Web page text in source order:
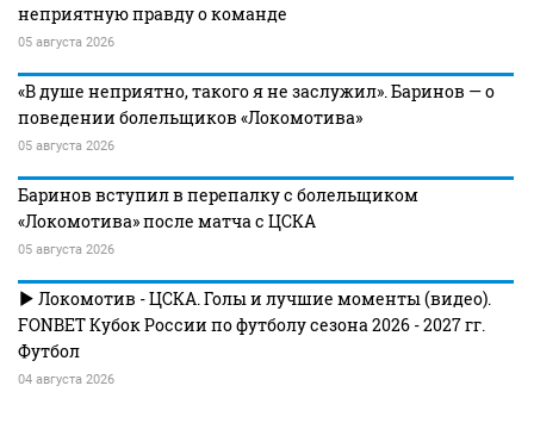
неприятную правду о команде
05 августа 2026
«В душе неприятно, такого я не заслужил». Баринов — о
поведении болельщиков «Локомотива»
05 августа 2026
Баринов вступил в перепалку с болельщиком
«Локомотива» после матча с ЦСКА
05 августа 2026
Локомотив - ЦСКА. Голы и лучшие моменты (видео).
FONBET Кубок России по футболу сезона 2026 - 2027 гг.
Футбол
04 августа 2026